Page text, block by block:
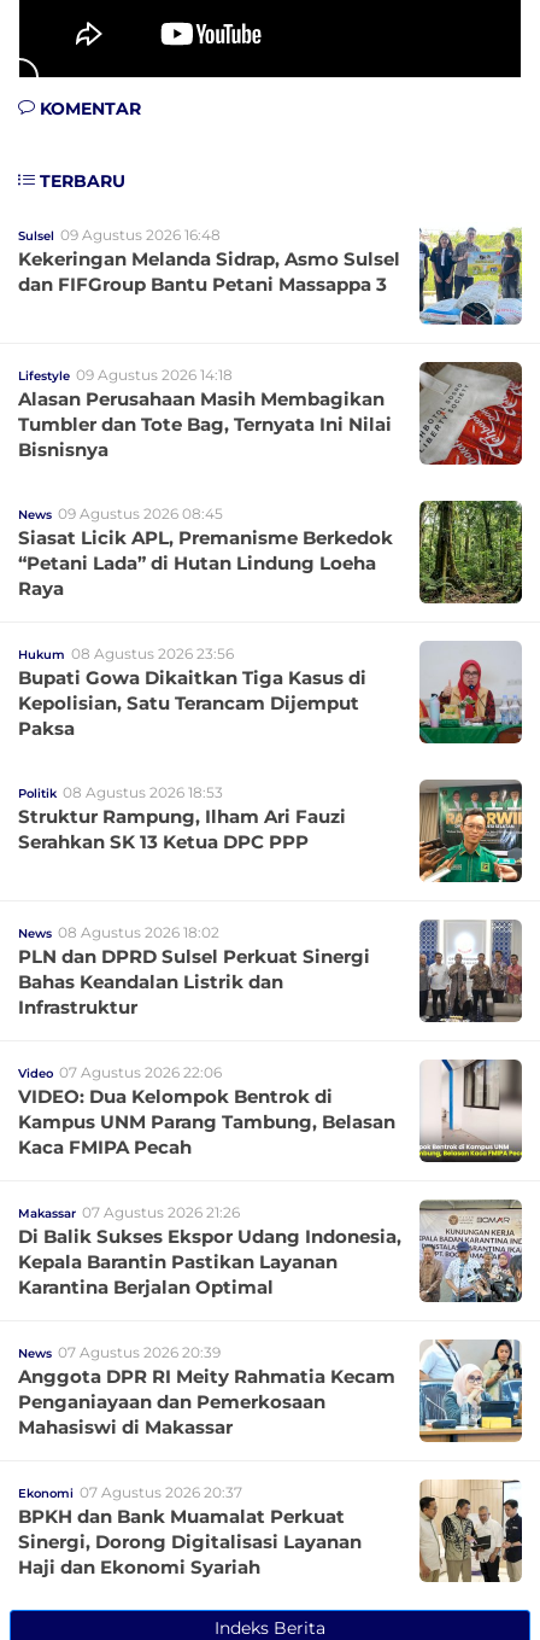
KOMENTAR
TERBARU
Sulsel 09 Agustus 2026 16:48
Kekeringan Melanda Sidrap, Asmo Sulsel
dan FIFGroup Bantu Petani Massappa 3
Lifestyle 09 Agustus 2026 14:18
Alasan Perusahaan Masih Membagikan
Tumbler dan Tote Bag, Ternyata Ini Nilai
Bisnisnya
News 09 Agustus 2026 08:45
Siasat Licik APL, Premanisme Berkedok
“Petani Lada” di Hutan Lindung Loeha
Raya
Hukum 08 Agustus 2026 23:56
Bupati Gowa Dikaitkan Tiga Kasus di
Kepolisian, Satu Terancam Dijemput
Paksa
Politik 08 Agustus 2026 18:53
Struktur Rampung, Ilham Ari Fauzi
Serahkan SK 13 Ketua DPC PPP
News 08 Agustus 2026 18:02
PLN dan DPRD Sulsel Perkuat Sinergi
Bahas Keandalan Listrik dan
Infrastruktur
Video 07 Agustus 2026 22:06
VIDEO: Dua Kelompok Bentrok di
Kampus UNM Parang Tambung, Belasan
Kaca FMIPA Pecah
Makassar 07 Agustus 2026 21:26
Di Balik Sukses Ekspor Udang Indonesia,
Kepala Barantin Pastikan Layanan
Karantina Berjalan Optimal
News 07 Agustus 2026 20:39
Anggota DPR RI Meity Rahmatia Kecam
Penganiayaan dan Pemerkosaan
Mahasiswi di Makassar
Ekonomi 07 Agustus 2026 20:37
BPKH dan Bank Muamalat Perkuat
Sinergi, Dorong Digitalisasi Layanan
Haji dan Ekonomi Syariah
Indeks Berita